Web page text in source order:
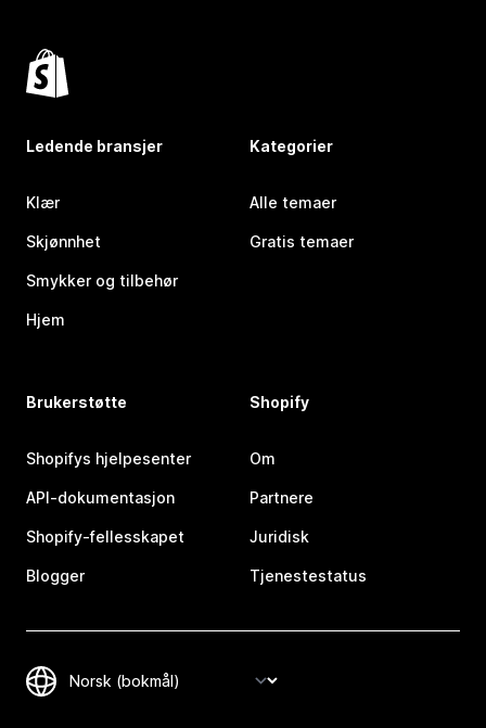
Ledende bransjer
Klær
Skjønnhet
Smykker og tilbehør
Hjem
Kategorier
Alle temaer
Gratis temaer
Brukerstøtte
Shopifys hjelpesenter
API-dokumentasjon
Shopify-fellesskapet
Blogger
Shopify
Om
Partnere
Juridisk
Tjenestestatus